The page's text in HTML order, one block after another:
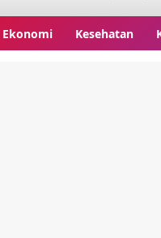
Ekonomi Kesehatan